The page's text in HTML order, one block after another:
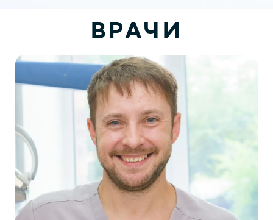
ВРАЧИ